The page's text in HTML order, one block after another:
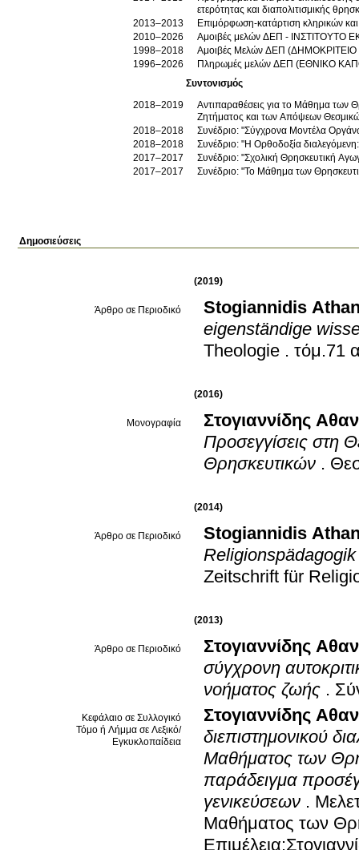
ετερότητας και διαπολιτισμικής
2013–2013
Επιμόρφωση-κατάρτιση κληρικών
2010–2026
Αμοιβές μελών ΔΕΠ - ΙΝΣΤΙΤΟΥΤΟ
1998–2018
Αμοιβές Μελών ΔΕΠ
1996–2026
Πληρωμές μελών ΔΕΠ (ΕΘΝΙΚΟ
Συντονισμός
2018–2019
Αντιπαραθέσεις για το Μάθημα των Θρησκευτικών στη
Ζητήματος και των Απόψεων
2018–2018
Συνέδριο: "Σύγχρονα Μοντέλα
2018–2018
Συνέδριο: "Η Ορθοδοξία
2017–2017
Συνέδριο: "Σχολική Θρησκευτική
2017–2017
Συνέδριο: "Το Μάθημα των
Δημοσιεύσεις
(2019)
Άρθρο σε Περιοδικό
Stogiannidis
eigenständige
Theologie .
(2016)
Μονογραφία
Στογιαννίδης
Προσεγγίσεις στη
Θρησκευτικών .
(2014)
Άρθρο σε Περιοδικό
Stogiannidis
Zeitschrift für
(2013)
Άρθρο σε Περιοδικό
Στογιαννίδης
σύγχρονη
νοήματος ζωής .
Κεφάλαιο σε Συλλογικό
Τόμο ή Λήμμα σε Λεξικό/
Εγκυκλοπαίδεια
Στογιαννίδης
διεπιστημονικού
Μαθήματος των
παράδειγμα
γενικεύσεων .
Μαθήματος των